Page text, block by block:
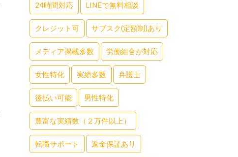
24時間対応 LINEで無料相談
クレジット可 サブスク(定額制)あり
メディア掲載多数 労働組合が対応
女性特化 実績多数 弁護士
後払い可能 男性特化
豊富な実績数（２万件以上）
転職サポート 返金保証あり